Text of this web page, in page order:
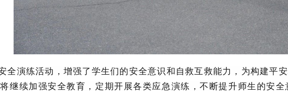
全演练活动，增强了学生们的安全意识和自救互救能力，为构建平
继续加强安全教育，定期开展各类应急演练，不断提升师生的安